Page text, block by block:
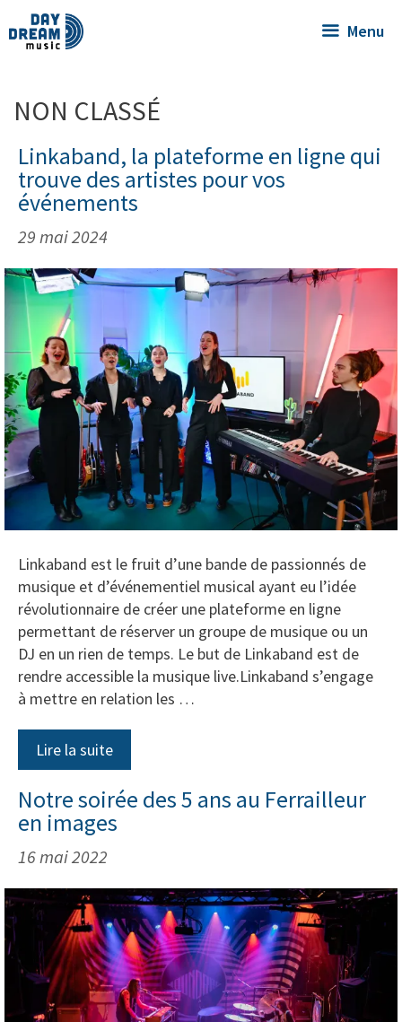
Menu
NON CLASSÉ
Linkaband, la plateforme en ligne qui
trouve des artistes pour vos
événements
29 mai 2024
Linkaband est le fruit d’une bande de passionnés de
musique et d’événementiel musical ayant eu l’idée
révolutionnaire de créer une plateforme en ligne
permettant de réserver un groupe de musique ou un
DJ en un rien de temps. Le but de Linkaband est de
rendre accessible la musique live.Linkaband s’engage
à mettre en relation les …
Lire la suite
Notre soirée des 5 ans au Ferrailleur
en images
16 mai 2022